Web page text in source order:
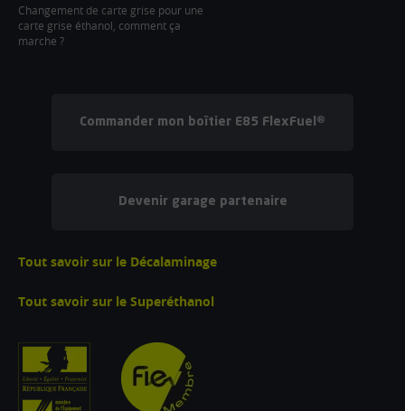
Changement de carte grise pour une
carte grise éthanol, comment ça
marche ?
Commander mon boîtier E85 FlexFuel®
Devenir garage partenaire
Tout savoir sur le Décalaminage
Tout savoir sur le Superéthanol